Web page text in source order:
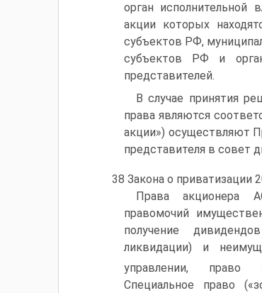
орган исполнительной
акции которых
субъектов РФ,
субъектов РФ и
представителей.
В случае принятия
права являются
акции») осуществляют
представителя в совет
38 Закона о приватизации
Права акционера
правомочий
получение
ликвидации) и
управлении, право
Специальное право